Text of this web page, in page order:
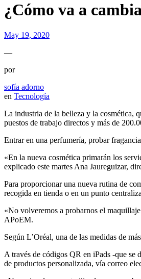
¿Cómo va a
May 19, 2020
—
por
sofía adorno
en Tecnología
La industria de la belleza y la cosmética,
puestos de trabajo directos y más de
Entrar en una perfumería, probar
«En la nueva cosmética primarán los
explicado este martes Ana Jaureguizar,
Para proporcionar una nueva rutina de
recogida en tienda o en un punto
«No volveremos a probarnos el
APoEM.
Según L’Oréal, una de las medidas de
A través de códigos QR en iPads -que se
de productos personalizada, vía correo